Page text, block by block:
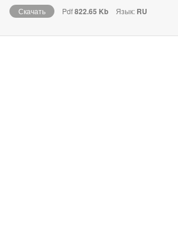
Скачать Pdf822.65 Kb Язык: RU